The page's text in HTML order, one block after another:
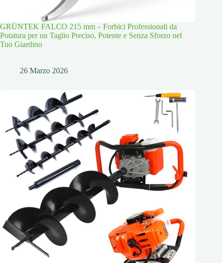
GRÜNTEK FALCO 215 mm – Forbici Professionali da
Potatura per un Taglio Preciso, Potente e Senza Sforzo nel
Tuo Giardino
26 Marzo 2026